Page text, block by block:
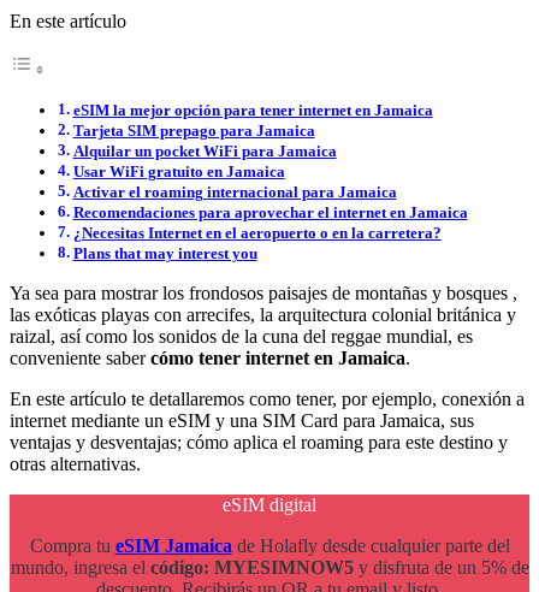
En este artículo
eSIM la mejor opción para tener internet en Jamaica
Tarjeta SIM prepago para Jamaica
Alquilar un pocket WiFi para Jamaica
Usar WiFi gratuito en Jamaica
Activar el roaming internacional para Jamaica
Recomendaciones para aprovechar el internet en Jamaica
¿Necesitas Internet en el aeropuerto o en la carretera?
Plans that may interest you
Ya sea para mostrar los frondosos paisajes de montañas y bosques ,
las exóticas playas con arrecifes, la arquitectura colonial británica y
raizal, así como los sonidos de la cuna del reggae mundial, es
conveniente sabercómo tener internet en Jamaica.
En este artículo te detallaremos como tener, por ejemplo, conexión a
internet mediante un eSIM y una SIM Card para Jamaica, sus
ventajas y desventajas; cómo aplica el roaming para este destino y
otras alternativas.
eSIM digital
Compra tu eSIM Jamaicade Holafly desde cualquier parte del
mundo, ingresa el código: MYESIMNOW5y disfruta de un 5% de